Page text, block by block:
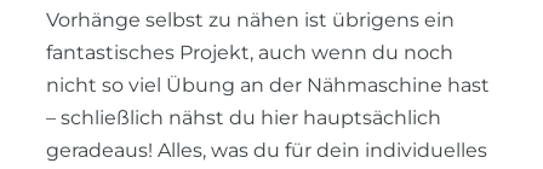
Vorhänge selbst zu nähen ist übrigens ein
fantastisches Projekt, auch wenn du noch
nicht so viel Übung an der Nähmaschine hast
– schließlich nähst du hier hauptsächlich
geradeaus! Alles, was du für dein individuelles